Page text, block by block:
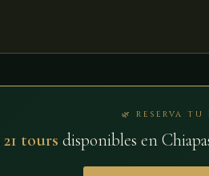
🌿 RESERVA TU
21 tours disponibles en